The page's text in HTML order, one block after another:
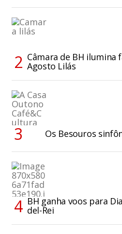
Câmara de BH ilumina
Agosto Lilás
Os Besouros
BH ganha voos para
del-Rei